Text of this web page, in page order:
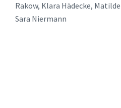
Rakow, Klara Hädecke,
Sara Niermann